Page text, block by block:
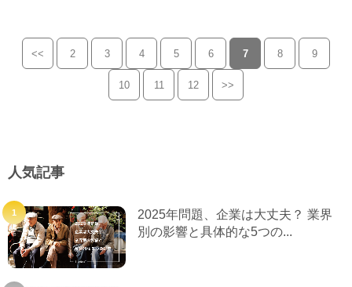
<< 2 3 4 5 6 7 8 9
10 11 12 >>
人気記事
2025年問題、企業は大丈夫？ 業界
別の影響と具体的な5つの...